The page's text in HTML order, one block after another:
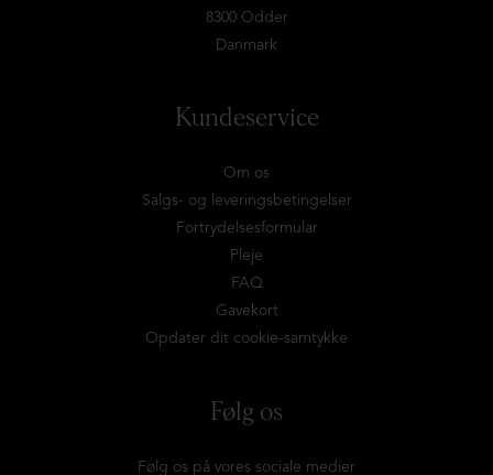
8300 Odder
Danmark
Kundeservice
Om os
Salgs- og leveringsbetingelser
Fortrydelsesformular
Pleje
FAQ
Gavekort
Opdater dit cookie-samtykke
Følg os
Følg os på vores sociale medier